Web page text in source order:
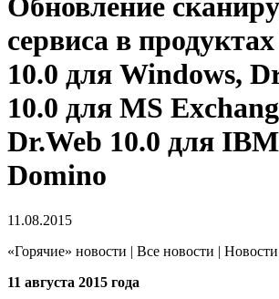
Обновление
сервиса в
10.0 для Windows,
10.0 для MS
Dr.Web 10.0 для
Domino
11.08.2015
«Горячие» новости | Все новости |
11 августа 2015 года